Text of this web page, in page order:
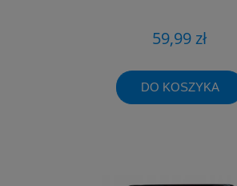
59,99 zł
DO KOSZYKA